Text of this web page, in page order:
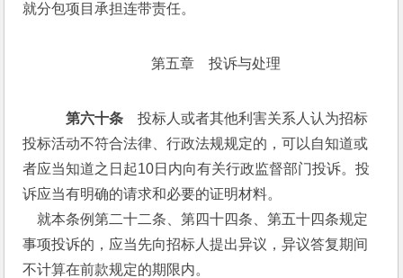
就分包项目承担连带责任。
第五章　投诉与处理
第六十条 投标人或者其他利害关系人认为招标
投标活动不符合法律、行政法规规定的，可以自知道或
者应当知道之日起10日内向有关行政监督部门投诉。投
诉应当有明确的请求和必要的证明材料。
就本条例第二十二条、第四十四条、第五十四条规定
事项投诉的，应当先向招标人提出异议，异议答复期间
不计算在前款规定的期限内。